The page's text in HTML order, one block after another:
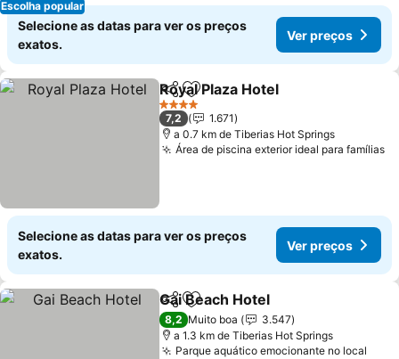
Escolha popular
Selecione as datas para ver os preços
exatos.
Ver preços
PartilharAdicionar aos favoritos
Royal Plaza Hotel
4 Estrelas
7,2
1.671
a 0.7 km de Tiberias Hot Springs
Área de piscina exterior ideal para famílias
Selecione as datas para ver os preços
exatos.
Ver preços
PartilharAdicionar aos favoritos
Gai Beach Hotel
8,2 Muito boa
3.547
a 1.3 km de Tiberias Hot Springs
Parque aquático emocionante no local